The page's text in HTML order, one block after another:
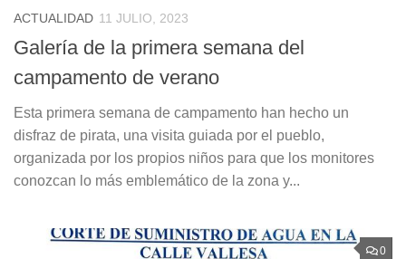
ACTUALIDAD 11 JULIO, 2023
Galería de la primera semana del
campamento de verano
Esta primera semana de campamento han hecho un
disfraz de pirata, una visita guiada por el pueblo,
organizada por los propios niños para que los monitores
conozcan lo más emblemático de la zona y...
0